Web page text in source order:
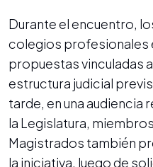
Durante el encuentro,
colegios profesionales
propuestas vinculadas
estructura judicial
tarde, en una audiencia
la Legislatura,
Magistrados también
la iniciativa, luego de